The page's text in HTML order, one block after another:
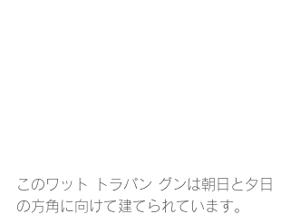
このワット トラパン グンは朝日と夕日
の方角に向けて建てられています。